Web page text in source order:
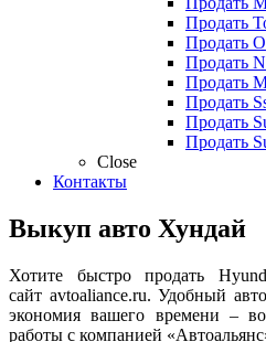
Продать
Продать
Продать
Продать
Продать
Продать
Продать
Close
Контакты
Выкуп авто Хундай
Хотите быстро продать
сайт avtoaliance.ru. Удобный
экономия вашего времени –
работы с компанией